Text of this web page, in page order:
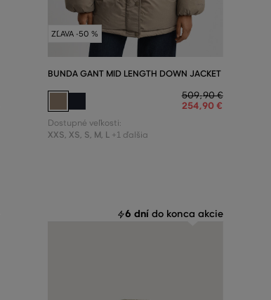
ZĽAVA -50 %
BUNDA GANT MID LENGTH DOWN JACKET
509,90 €
254,90 €
Dostupné veľkosti:
XXS, XS, S, M, L +1 ďalšia
6 dnído konca akcie